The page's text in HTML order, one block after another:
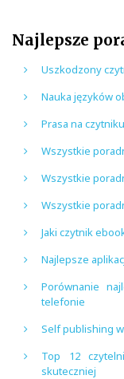
Najlepsze
Uszkodzony
Nauka języków
Prasa na
Wszystkie
Wszystkie
Wszystkie
Jaki czytnik
Najlepsze
Porównanie
telefonie
Self publishing
Top 12
skuteczniej